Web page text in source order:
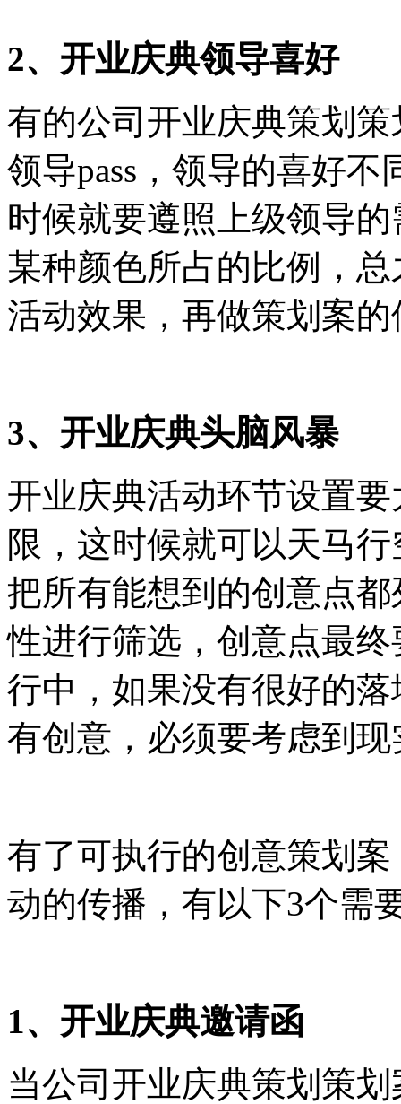
2、开业庆典领导喜好
有的公司开业庆典策划
领导pass，领导的喜好
时候就要遵照上级领导
某种颜色所占的比例，
活动效果，再做策划案的
3、开业庆典头脑风暴
开业庆典活动环节设置
限，这时候就可以天马
把所有能想到的创意点
性进行筛选，创意点最
行中，如果没有很好的
有创意，必须要考虑到
有了可执行的创意策划
动的传播，有以下3个需
1、开业庆典邀请函
当公司开业庆典策划策